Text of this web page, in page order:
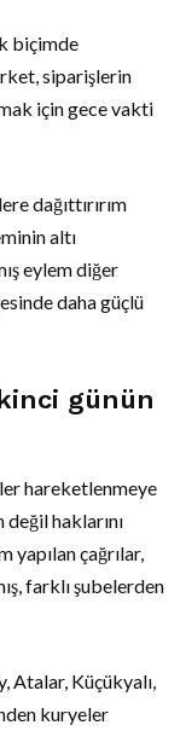
biçimde
siparişlerin
için gece vakti
dağıttırırım
altı
eylem diğer
daha güçlü
günün
hareketlenmeye
haklarını
yapılan çağrılar,
farklı şubelerden
Atalar, Küçükyalı,
kuryeler